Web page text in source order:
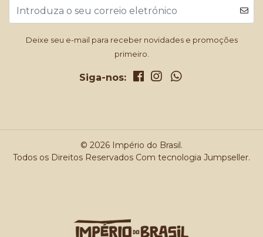
Deixe seu e-mail para receber novidades e promoções
primeiro.
Siga-nos:
© 2026 Império do Brasil.
Todos os Direitos Reservados Com tecnologia Jumpseller.